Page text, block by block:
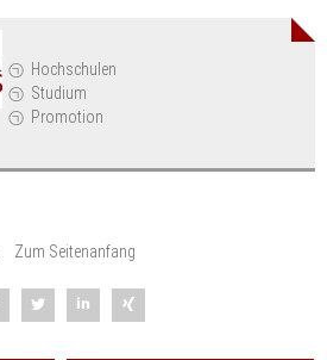
Hochschulen
Studium
Promotion
Zum Seitenanfang